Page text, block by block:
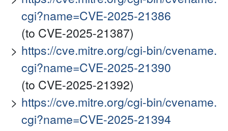
cgi?name=CVE-2025-21386
(to CVE-2025-21387)
https://cve.mitre.org/cgi-bin/cvename.
cgi?name=CVE-2025-21390
(to CVE-2025-21392)
https://cve.mitre.org/cgi-bin/cvename.
cgi?name=CVE-2025-21394